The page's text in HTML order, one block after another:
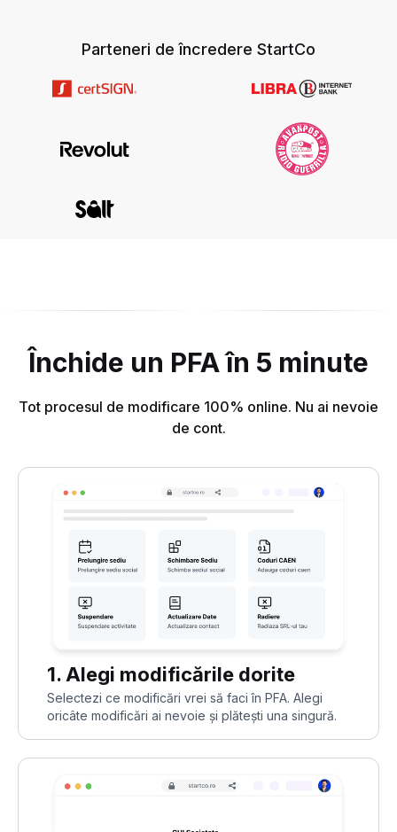
Parteneri de încredere StartCo
Închide un PFA în 5 minute
Tot procesul de modificare 100% online. Nu ai nevoie
de cont.
1. Alegi modificările dorite
Selectezi ce modificări vrei să faci în PFA. Alegi
oricâte modificări ai nevoie și plătești una singură.